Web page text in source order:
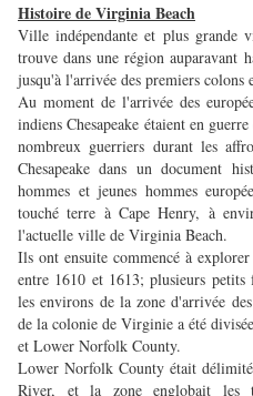
Histoire de Virginia Beach
Ville indépendante et plus grande
trouve dans une région auparavant
jusqu'à l'arrivée des premiers colons
Au moment de l'arrivée des
indiens Chesapeake étaient en
nombreux guerriers durant les
Chesapeake dans un document
hommes et jeunes hommes
touché terre à Cape Henry, à
l'actuelle ville de Virginia Beach.
Ils ont ensuite commencé à
entre 1610 et 1613; plusieurs
les environs de la zone d'arrivée
de la colonie de Virginie a été
et Lower Norfolk County.
Lower Norfolk County était
River, et la zone englobait les